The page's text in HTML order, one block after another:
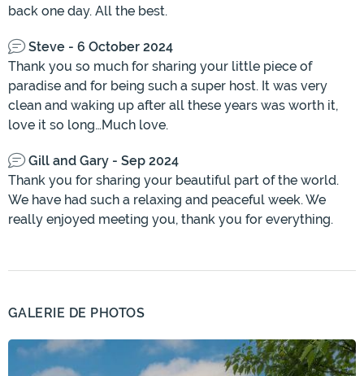
back one day. All the best.
Steve - 6 October 2024
Thank you so much for sharing your little piece of
paradise and for being such a super host. It was very
clean and waking up after all these years was worth it,
love it so long…Much love.
Gill and Gary - Sep 2024
Thank you for sharing your beautiful part of the world.
We have had such a relaxing and peaceful week. We
really enjoyed meeting you, thank you for everything.
GALERIE DE PHOTOS